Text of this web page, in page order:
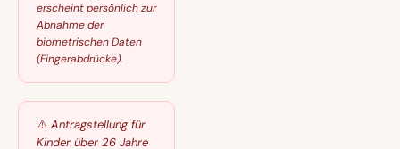
erscheint persönlich zur
Abnahme der
biometrischen Daten
(Fingerabdrücke).
⚠️ Antragstellung für
Kinder über 26 Jahre